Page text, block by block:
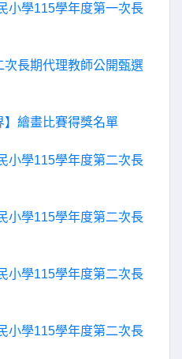
小學115學年度第一次長
長期代理教師公開甄選
】繪畫比賽得獎名單
小學115學年度第二次長
小學115學年度第二次長
小學115學年度第二次長
小學115學年度第二次長